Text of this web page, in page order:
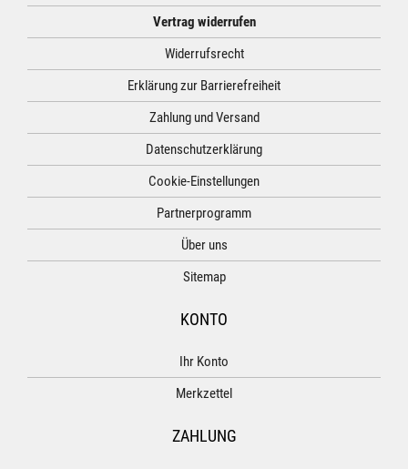
Vertrag widerrufen
Widerrufsrecht
Erklärung zur Barrierefreiheit
Zahlung und Versand
Datenschutzerklärung
Cookie-Einstellungen
Partnerprogramm
Über uns
Sitemap
KONTO
Ihr Konto
Merkzettel
ZAHLUNG